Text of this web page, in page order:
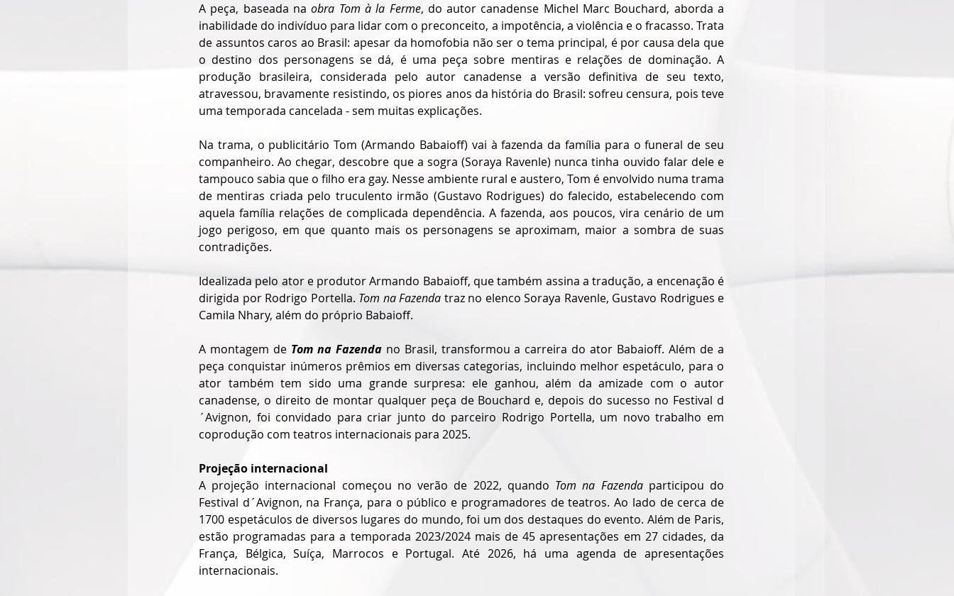
A peça, baseada na obra Tom à la Ferme, do autor canadense Michel Marc Bouchard, aborda a
inabilidade do indivíduo para lidar com o preconceito, a impotência, a violência e o fracasso. Trata
de assuntos caros ao Brasil: apesar da homofobia não ser o tema principal, é por causa dela que
o destino dos personagens se dá, é uma peça sobre mentiras e relações de dominação. A
produção brasileira, considerada pelo autor canadense a versão definitiva de seu texto,
atravessou, bravamente resistindo, os piores anos da história do Brasil: sofreu censura, pois teve
uma temporada cancelada - sem muitas explicações.
Na trama, o publicitário Tom (Armando Babaioff) vai à fazenda da família para o funeral de seu
companheiro. Ao chegar, descobre que a sogra (Soraya Ravenle) nunca tinha ouvido falar dele e
tampouco sabia que o filho era gay. Nesse ambiente rural e austero, Tom é envolvido numa trama
de mentiras criada pelo truculento irmão (Gustavo Rodrigues) do falecido, estabelecendo com
aquela família relações de complicada dependência. A fazenda, aos poucos, vira cenário de um
jogo perigoso, em que quanto mais os personagens se aproximam, maior a sombra de suas
contradições.
Idealizada pelo ator e produtor Armando Babaioff, que também assina a tradução, a encenação é
dirigida por Rodrigo Portella. Tom na Fazenda traz no elenco Soraya Ravenle, Gustavo Rodrigues e
Camila Nhary, além do próprio Babaioff.
A montagem de Tom na Fazenda no Brasil, transformou a carreira do ator Babaioff. Além de a
peça conquistar inúmeros prêmios em diversas categorias, incluindo melhor espetáculo, para o
ator também tem sido uma grande surpresa: ele ganhou, além da amizade com o autor
canadense, o direito de montar qualquer peça de Bouchard e, depois do sucesso no Festival d
´Avignon, foi convidado para criar junto do parceiro Rodrigo Portella, um novo trabalho em
coprodução com teatros internacionais para 2025.
Projeção internacional
A projeção internacional começou no verão de 2022, quando Tom na Fazenda participou do
Festival d´Avignon, na França, para o público e programadores de teatros. Ao lado de cerca de
1700 espetáculos de diversos lugares do mundo, foi um dos destaques do evento. Além de Paris,
estão programadas para a temporada 2023/2024 mais de 45 apresentações em 27 cidades, da
França, Bélgica, Suíça, Marrocos e Portugal. Até 2026, há uma agenda de apresentações
internacionais.